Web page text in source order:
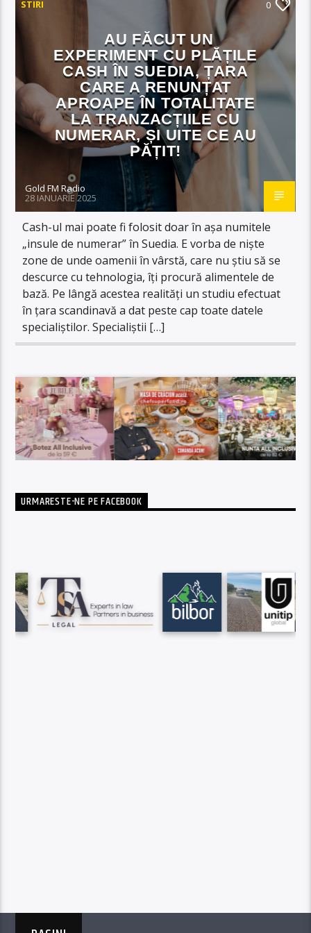
STIRI 0
AU FĂCUT UN
EXPERIMENT CU PLĂȚILE
CASH ÎN SUEDIA, ȚARA
CARE A RENUNȚAT
APROAPE ÎN TOTALITATE
LA TRANZACȚIILE CU
NUMERAR, ȘI UITE CE AU
PĂȚIT!
Gold FM Radio
28 IANUARIE 2025
Cash-ul mai poate fi folosit doar în așa numitele
„insule de numerar” în Suedia. E vorba de niște
zone de unde oamenii în vârstă, care nu știu să se
descurce cu tehnologia, îți procură alimentele de
bază. Pe lângă acestea realități un studiu efectuat
în țara scandinavă a dat peste cap toate datele
specialiștilor. Specialiștii […]
URMARESTE-NE PE FACEBOOK